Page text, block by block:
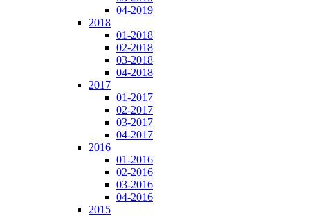
04-2019
2018
01-2018
02-2018
03-2018
04-2018
2017
01-2017
02-2017
03-2017
04-2017
2016
01-2016
02-2016
03-2016
04-2016
2015